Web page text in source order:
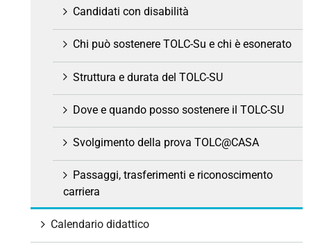
Candidati con disabilità
Chi può sostenere TOLC-Su e chi è esonerato
Struttura e durata del TOLC-SU
Dove e quando posso sostenere il TOLC-SU
Svolgimento della prova TOLC@CASA
Passaggi, trasferimenti e riconoscimento
carriera
Calendario didattico